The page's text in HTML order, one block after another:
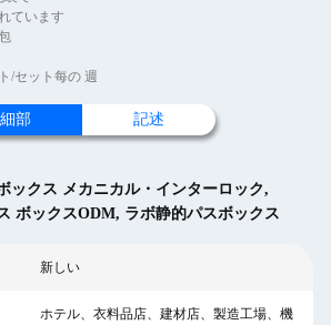
ています
/セット每の 週
細部 記述
ックス メカニカル・インターロック,
ボックスODM, ラボ静的パスボックス
新しい
ホテル、衣料品店、建材店、製造工場、機